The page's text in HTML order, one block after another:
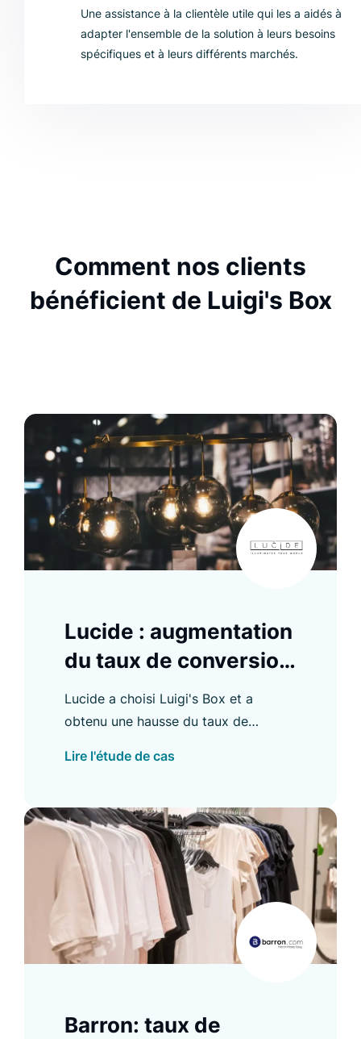
Une assistance à la clientèle utile qui les a aidés à
adapter l'ensemble de la solution à leurs besoins
spécifiques et à leurs différents marchés.
Comment nos clients
bénéficient de Luigi's Box
Lucide : augmentation
du taux de conversion
B2B de 8 %
Lucide a choisi Luigi's Box et a
obtenu une hausse du taux de
améliorations. Découvrez les détails
Lire l'étude de cas
Barron: taux de